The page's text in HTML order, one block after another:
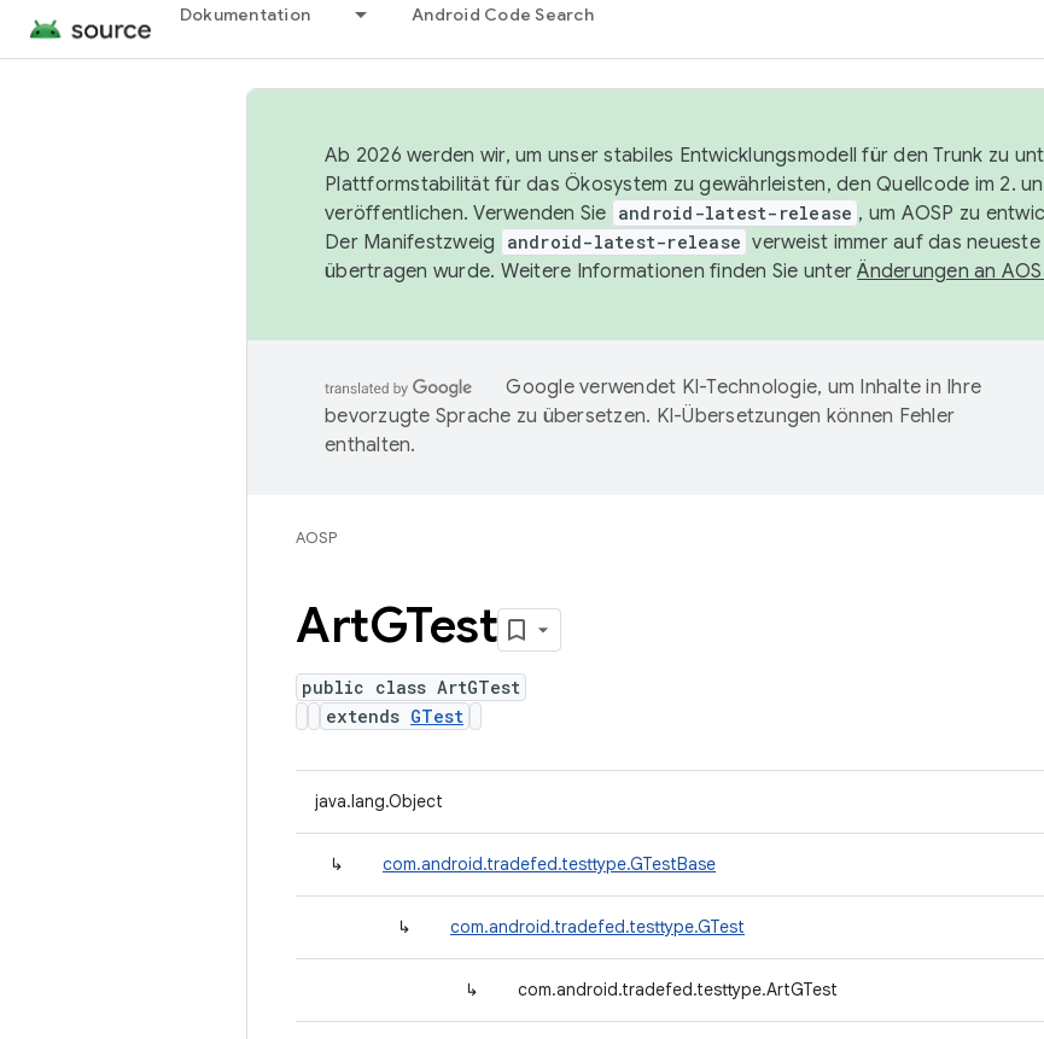
Dokumentation Android Code Search
Ab 2026 werden wir, um unser stabiles Entwicklungsmodell für den Trunk zu
Plattformstabilität für das Ökosystem zu gewährleisten, den Quellcode im 2.
veröffentlichen. Verwenden Sie android-latest-release , um AOSP zu
Der Manifestzweig
android-latest-release verweist immer auf das neueste
übertragen wurde. Weitere Informationen finden Sie unterÄnderungen an
Google verwendet KI-Technologie, um Inhalte in Ihre
bevorzugte Sprache zu übersetzen. KI-Übersetzungen können Fehler
enthalten.
AOSP
ArtGTest
public class ArtGTest
extends GTest
java.lang.Object
↳ com.android.tradefed.testtype.GTestBase
↳ com.android.tradefed.testtype.GTest
↳ com.android.tradefed.testtype.ArtGTest